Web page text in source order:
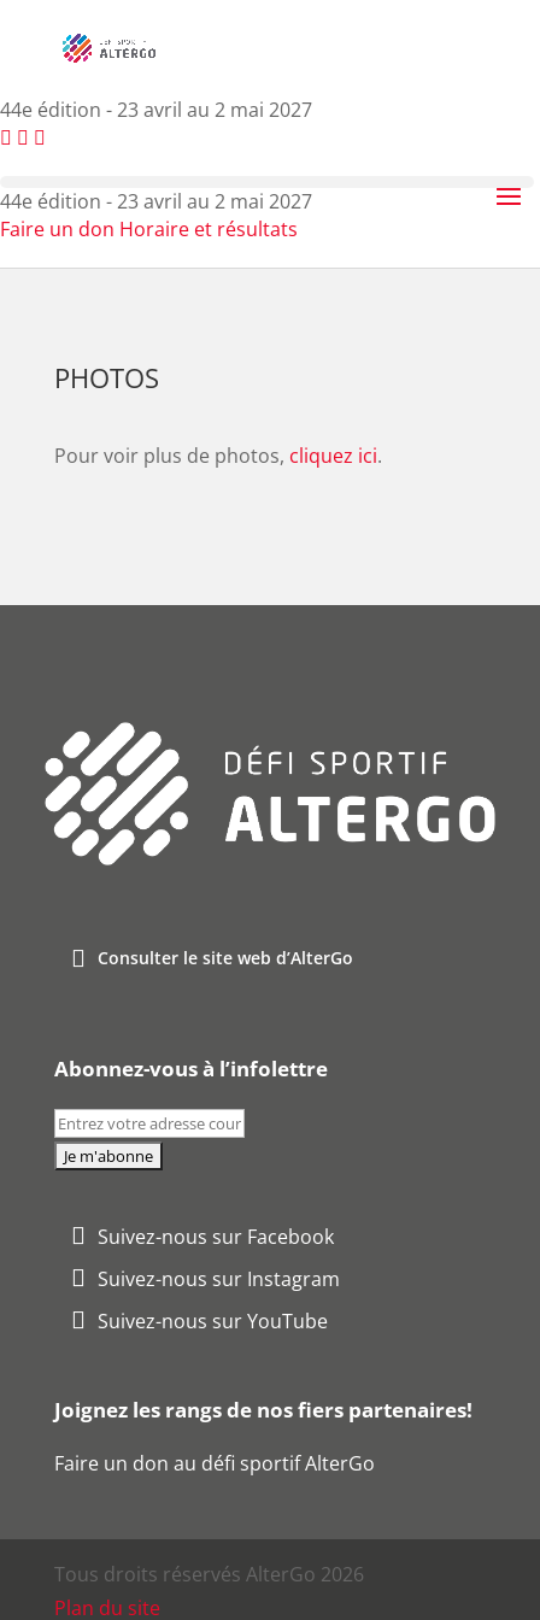
44e édition - 23 avril au 2 mai 2027
44e édition - 23 avril au 2 mai 2027
Faire un don Horaire et résultats
PHOTOS
Pour voir plus de photos, cliquez ici.
Consulter le site web d’AlterGo
Abonnez-vous à l’infolettre
Suivez-nous sur Facebook
Suivez-nous sur Instagram
Suivez-nous sur YouTube
Joignez les rangs de nos fiers partenaires!
Faire un don au défi sportif AlterGo
Tous droits réservés AlterGo 2026
Plan du site